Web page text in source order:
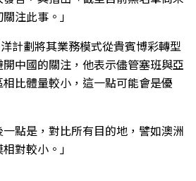
注此事。」
計劃將其業務模式從貴賓博彩轉型
中國的關注，他表示儘管塞班與亞
比體量較小，這一點可能會是優
點是，對比所有目的地，譬如澳洲
對較小。」